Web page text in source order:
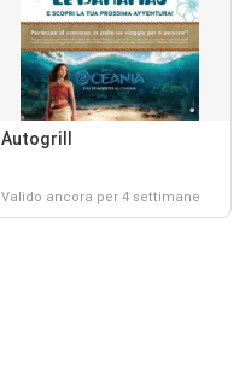
Autogrill
Valido ancora per 4 settimane